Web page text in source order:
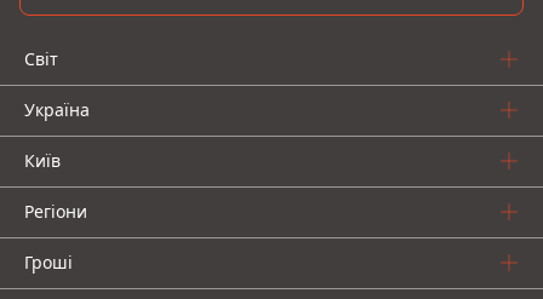
Світ
Україна
Київ
Регіони
Гроші